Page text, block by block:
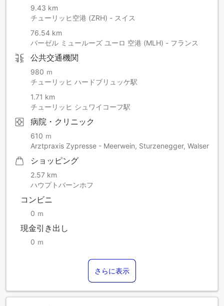
9.43 km
チューリッヒ空港 (ZRH) - スイス
76.54 km
バーゼル ミュールーズ ユーロ 空港 (MLH) - フランス
公共交通機関
980 ｍ
チューリッヒ ハードブリュッケ駅
1.71 km
チューリッヒ シュワイコーフ駅
病院・クリニック
610 ｍ
Arztpraxis Zypresse - Meerwein, Sturzenegger, Walser
ショッピング
2.57 km
ハウプトバーンホフ
コンビニ
0 ｍ
現金引き出し
0 ｍ
さらに表示